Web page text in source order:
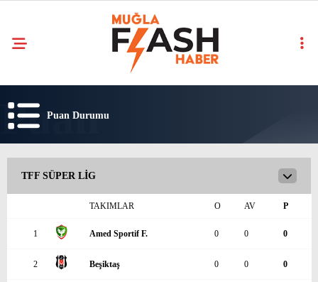
Puan Durumu
TFF SÜPER LIG
TAKIMLAR O AV P
1 Amed Sportif F. 0 0 0
2 Beşiktaş 0 0 0